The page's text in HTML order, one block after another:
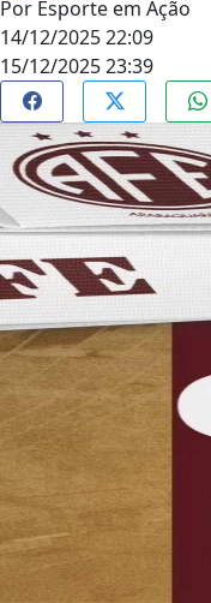
Por Esporte em Ação
14/12/2025 22:09
15/12/2025 23:39